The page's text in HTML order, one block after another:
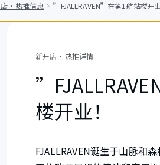
・热推信息 ”FJALLRAVEN”在第1航站楼开业
新开店・热推详情
楼开业！
FJALLRAVEN诞生于山脉和